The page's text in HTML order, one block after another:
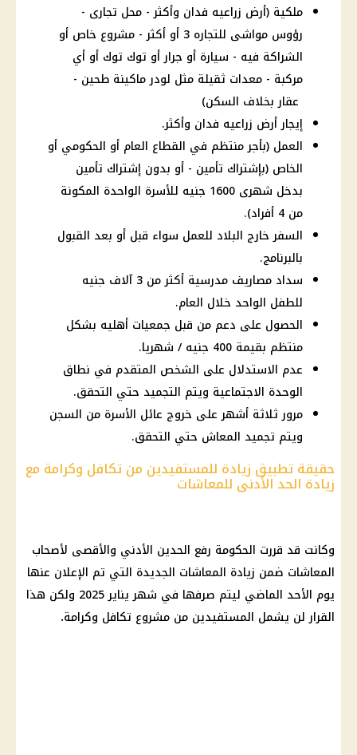
ملكية (أرض زراعيه فدان وأكثر - محل تجارى -
رؤوس مواشى للتجاره 3 أو أكثر - مشروع خاص أو
الشراكة فيه - سيارة أو جرار أو توك توك أو أي
مركبة - معدات ثقيلة مثل لودر ماكينة طحين -
عقار بخلاف السكن)
إيجار أرض زراعيه فدان وأكثر.
العمل (بأجر منتظم في القطاع العام أو الحكومي أو
الخاص (بإشتراك تأمين - أو بدون إشتراك تأمين
بدخل شهرى 1600 جنيه للأسرة الواحدة المكونة
من 4 أفراد).
السفر خارج البلاد للعمل سواء قبل أو بعد القبول
بالبرنامج.
سداد مصاريف مدرسية أكثر من 3 آلاف جنيه
للطفل الواحد خلال العام.
الحصول على دعم من قبل جمعيات أهليه بشكل
منتظم بقيمة 400 جنيه / شهريا.
عدم الاستدلال على الشخص المتقدم في نطاق
الوحدة الاجتماعية ويتم التجميد حتي التحقق.
مرور ثلاثة أشهر على خروج عائل الأسرة من السجن
ويتم تجميد المعاش حتي التحقق.
حقيقة تطبيق زيادة للمستفيدين من تكافل وكرامة مع
زيادة الحد الأدنى للمعاشات
وكانت قد قررت الحكومة رفع الحدين الأدني والأقصى لأصحاب
المعاشات ضمن زيادة المعاشات الجديدة التي تم الإعلان عنها
يوم الأحد الماضي ليتم صرفها في شهر يناير 2025 ولكن هذا
القرارلن يشمل المستفيدين من مشروع تكافل وكرامة.